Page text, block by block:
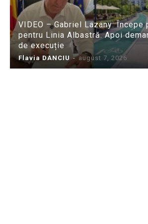
VIDEO – Gabriel Lazany: Începe
pentru Linia Albastră. Apoi
de execuție
Flavia DANCIU - august 7, 2026